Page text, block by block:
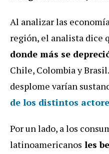
Al analizar las
región, el analista dice
donde más se
Chile, Colombia y
desplome varían
de los distintos
Por un lado, a los
latinoamericanos les